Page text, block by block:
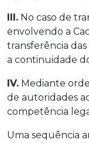
III. No caso de
envolvendo a
transferência das
a continuidade
IV. Mediante
de autoridades
competência
Uma sequência